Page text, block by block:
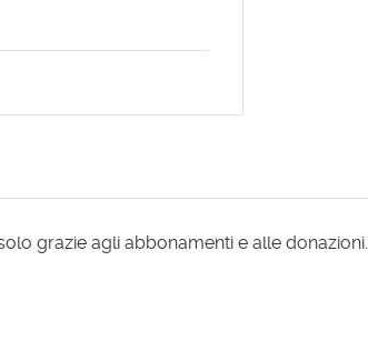
grazie agli abbonamenti e alle donazioni.